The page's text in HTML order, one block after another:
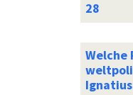
Welche